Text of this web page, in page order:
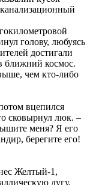
голову, любуясь
достигали
ближний космос.
чем кто-либо
вцепился
сковырнул люк. –
меня? Я его
берегите его!
Желтый-1,
дугу.